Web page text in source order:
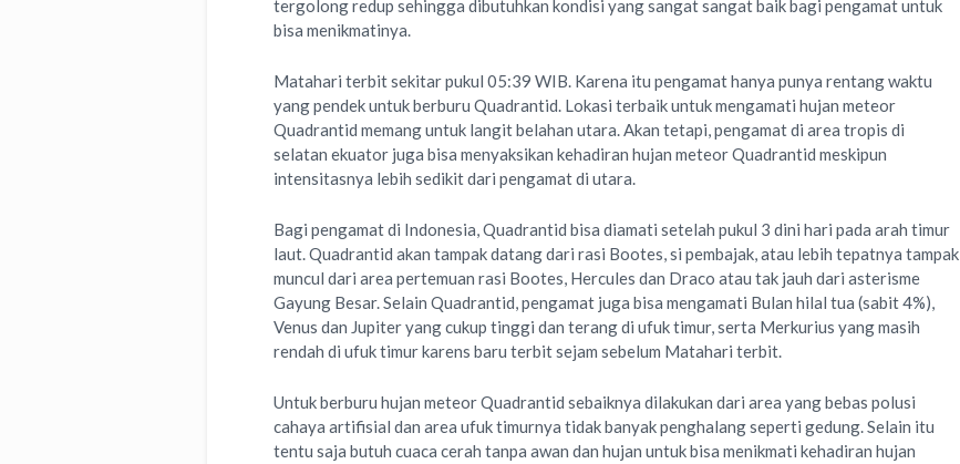
tergolong redup sehingga dibutuhkan kondisi yang sangat sangat baik bagi pengamat untuk
bisa menikmatinya.
Matahari terbit sekitar pukul 05:39 WIB. Karena itu pengamat hanya punya rentang waktu
yang pendek untuk berburu Quadrantid. Lokasi terbaik untuk mengamati hujan meteor
Quadrantid memang untuk langit belahan utara. Akan tetapi, pengamat di area tropis di
selatan ekuator juga bisa menyaksikan kehadiran hujan meteor Quadrantid meskipun
intensitasnya lebih sedikit dari pengamat di utara.
Bagi pengamat di Indonesia, Quadrantid bisa diamati setelah pukul 3 dini hari pada arah timur
laut. Quadrantid akan tampak datang dari rasi Bootes, si pembajak, atau lebih tepatnya tampak
muncul dari area pertemuan rasi Bootes, Hercules dan Draco atau tak jauh dari asterisme
Gayung Besar. Selain Quadrantid, pengamat juga bisa mengamati Bulan hilal tua (sabit 4%),
Venus dan Jupiter yang cukup tinggi dan terang di ufuk timur, serta Merkurius yang masih
rendah di ufuk timur karens baru terbit sejam sebelum Matahari terbit.
Untuk berburu hujan meteor Quadrantid sebaiknya dilakukan dari area yang bebas polusi
cahaya artifisial dan area ufuk timurnya tidak banyak penghalang seperti gedung. Selain itu
tentu saja butuh cuaca cerah tanpa awan dan hujan untuk bisa menikmati kehadiran hujan